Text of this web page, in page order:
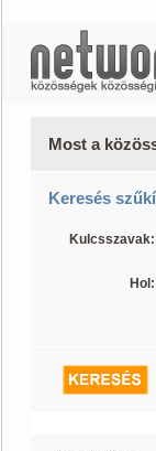
Most a
Keresés
Kulcsszavak:
Hol: